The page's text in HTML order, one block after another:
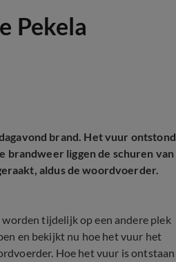
Pekela
brand. Het vuur ontstond
brandweer liggen de schuren van
aldus de woordvoerder.
tijdelijk op een andere plek
en bekijkt nu hoe het vuur het
Hoe het vuur is ontstaan